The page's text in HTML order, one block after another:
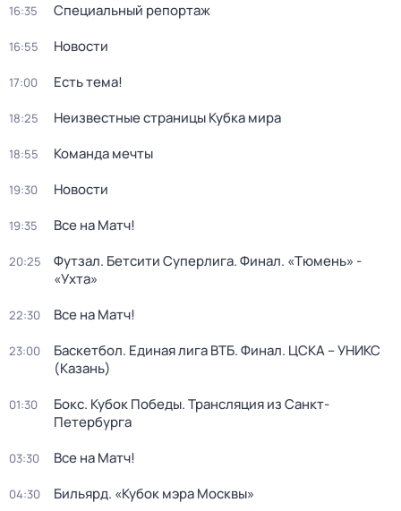
16:35 Специальный репортаж
16:55 Новости
17:00 Есть тема!
18:25 Неизвестные страницы Кубка мира
18:55 Команда мечты
19:30 Новости
19:35 Все на Матч!
20:25
Футзал. Бетсити Суперлига. Финал. «Тюмень» -
«Ухта»
22:30 Все на Матч!
23:00
Баскетбол. Единая лига ВТБ. Финал. ЦСКА – УНИКС
(Казань)
01:30
Бокс. Кубок Победы. Трансляция из Санкт-
Петербурга
03:30 Все на Матч!
04:30 Бильярд. «Кубок мэра Москвы»